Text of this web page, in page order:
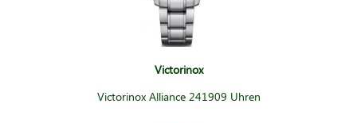
Victorinox
Victorinox Alliance 241909 Uhren